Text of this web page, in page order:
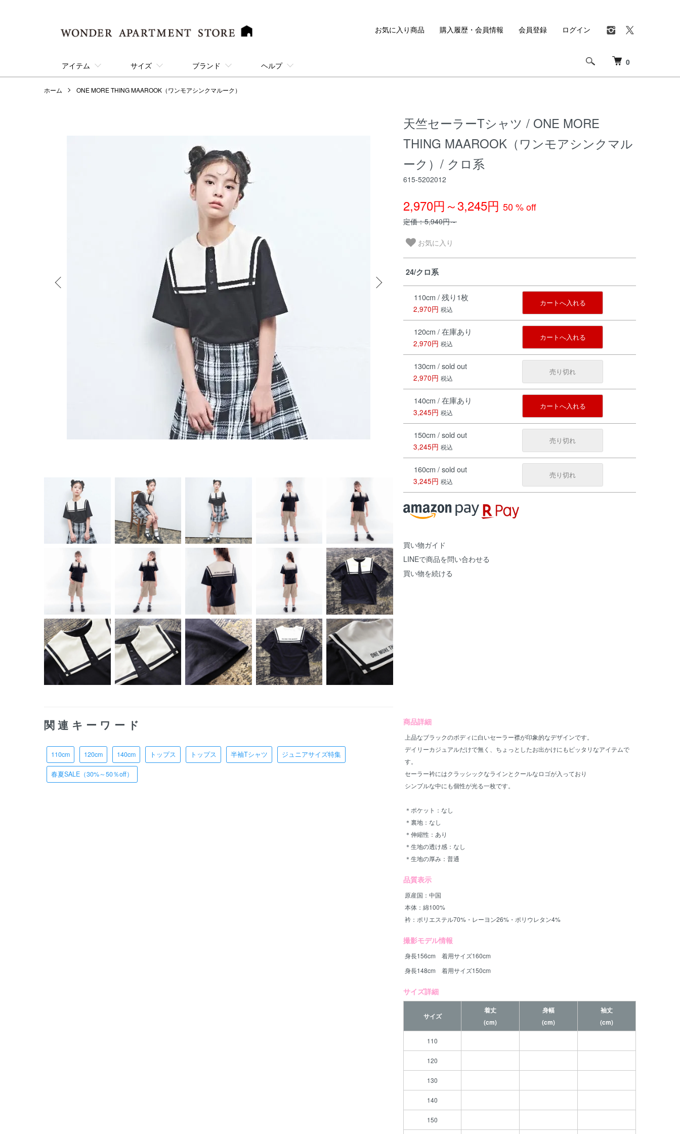
0
アイテム サイズ ブランド ヘルプ
お気に入り商品 購入履歴・会員情報 会員登録 ログイン
ホーム ONE MORE THING MAAROOK（ワンモアシンクマルーク）
天竺セーラーTシャツ / ONE MORE
THING MAAROOK（ワンモアシンクマル
ーク）/ クロ系
615-5202012
2,970円～3,245円 50 % off
定価：5,940円～
お気に入り
24/クロ系
110cm / 残り1枚
2,970円 税込
カートへ入れる
120cm / 在庫あり
2,970円 税込
カートへ入れる
130cm / sold out
2,970円 税込
売り切れ
140cm / 在庫あり
3,245円 税込
カートへ入れる
150cm / sold out
3,245円 税込
売り切れ
160cm / sold out
3,245円 税込
売り切れ
買い物ガイド
LINEで商品を問い合わせる
買い物を続ける
商品詳細
上品なブラックのボディに白いセーラー襟が印象的なデザインです。
デイリーカジュアルだけで無く、ちょっとしたお出かけにもピッタリなアイテムで
す。
セーラー衿にはクラッシックなラインとクールなロゴが入っており
シンプルな中にも個性が光る一枚です。
＊ポケット：なし
＊裏地：なし
＊伸縮性：あり
＊生地の透け感：なし
＊生地の厚み：普通
品質表示
原産国：中国
本体：綿100%
衿：ポリエステル70%・レーヨン26%・ポリウレタン4%
撮影モデル情報
身長156cm 着用サイズ160cm
身長148cm 着用サイズ150cm
サイズ詳細
サイズ
着丈
(cm)
身幅
(cm)
袖丈
(cm)
110
120
130
140
150
関連キーワード
110cm 120cm 140cm トップス トップス 半袖Tシャツ ジュニアサイズ特集
春夏SALE（30%～50％off）